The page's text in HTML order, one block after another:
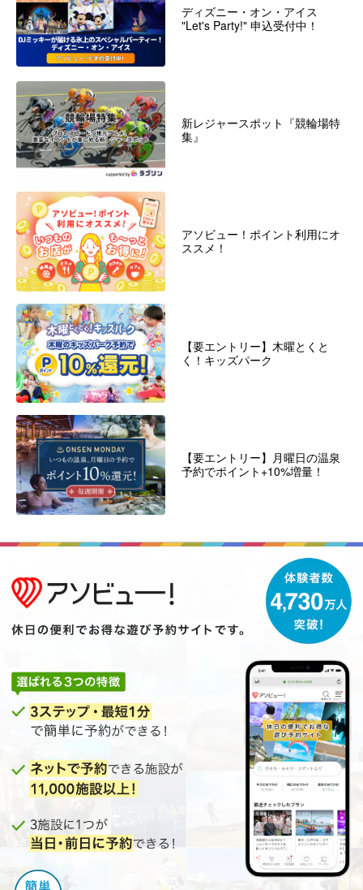
ディズニー・オン・アイス
"Let's Party!" 申込受付中！
新レジャースポット『競輪場特
集』
アソビュー！ポイント利用にオ
ススメ！
【要エントリー】木曜とくと
く！キッズパーク
【要エントリー】月曜日の温泉
予約でポイント+10%増量！